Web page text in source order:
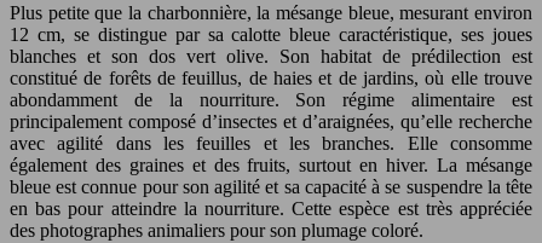
Plus petite que la charbonnière, la mésange bleue, mesurant environ
12 cm, se distingue par sa calotte bleue caractéristique, ses joues
blanches et son dos vert olive. Son habitat de prédilection est
constitué de forêts de feuillus, de haies et de jardins, où elle trouve
abondamment de la nourriture. Son régime alimentaire est
principalement composé d’insectes et d’araignées, qu’elle recherche
avec agilité dans les feuilles et les branches. Elle consomme
également des graines et des fruits, surtout en hiver. La mésange
bleue est connue pour son agilité et sa capacité à se suspendre la tête
en bas pour atteindre la nourriture. Cette espèce est très appréciée
des photographes animaliers pour son plumage coloré.